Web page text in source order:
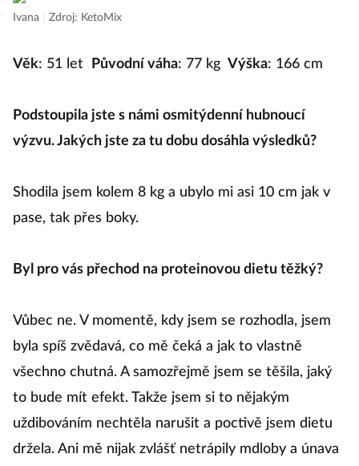
Ivana Zdroj: KetoMix
Věk: 51 let Původní váha: 77 kg Výška: 166 cm
Podstoupila jste s námi osmitýdenní hubnoucí
výzvu. Jakých jste za tu dobu dosáhla výsledků?
Shodila jsem kolem 8 kg a ubylo mi asi 10 cm jak v
pase, tak přes boky.
Byl pro vás přechod na proteinovou dietu těžký?
Vůbec ne. V momentě, kdy jsem se rozhodla, jsem
byla spíš zvědavá, co mě čeká a jak to vlastně
všechno chutná. A samozřejmě jsem se těšila, jaký
to bude mít efekt. Takže jsem si to nějakým
uždibováním nechtěla narušit a poctivě jsem dietu
držela. Ani mě nijak zvlášť netrápily mdloby a únava